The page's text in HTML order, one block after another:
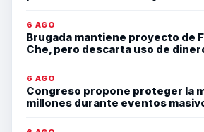
6 AGO
Brugada mantiene proyecto de
Che, pero descarta uso de
6 AGO
Congreso propone proteger la
millones durante eventos